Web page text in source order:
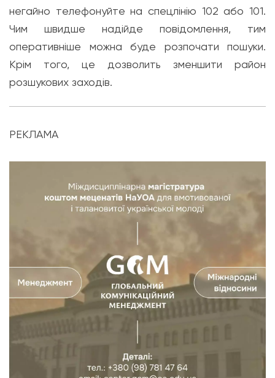
негайно телефонуйте на спецлінію 102 або 101.
Чим швидше надійде повідомлення, тим
оперативніше можна буде розпочати пошуки.
Крім того, це дозволить зменшити район
розшукових заходів.
РЕКЛАМА